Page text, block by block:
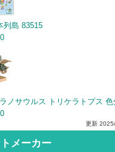
列島 83515
更新
メーカー